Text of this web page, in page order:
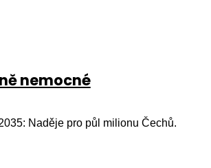
nemocné
Naděje pro půl milionu Čechů.